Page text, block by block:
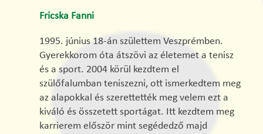
Fricska Fanni
1995. június 18-án születtem Veszprémben.
Gyerekkorom óta átszövi az életemet a tenisz
és a sport. 2004 körül kezdtem el
szülőfalumban teniszezni, ott ismerkedtem meg
az alapokkal és szerettették meg velem ezt a
kiváló és összetett sportágat. Itt kezdtem meg
karrierem először mint segédedző majd